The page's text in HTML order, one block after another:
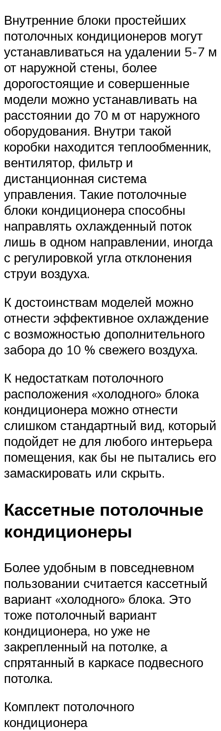
Внутренние блоки простейших
потолочных кондиционеров могут
устанавливаться на удалении 5-7 м
от наружной стены, более
дорогостоящие и совершенные
модели можно устанавливать на
расстоянии до 70 м от наружного
оборудования. Внутри такой
коробки находится теплообменник,
вентилятор, фильтр и
дистанционная система
управления. Такие потолочные
блоки кондиционера способны
направлять охлажденный поток
лишь в одном направлении, иногда
с регулировкой угла отклонения
струи воздуха.
К достоинствам моделей можно
отнести эффективное охлаждение
с возможностью дополнительного
забора до 10 % свежего воздуха.
К недостаткам потолочного
расположения «холодного» блока
кондиционера можно отнести
слишком стандартный вид, который
подойдет не для любого интерьера
помещения, как бы не пытались его
замаскировать или скрыть.
Кассетные потолочные
кондиционеры
Более удобным в повседневном
пользовании считается кассетный
вариант «холодного» блока. Это
тоже потолочный вариант
кондиционера, но уже не
закрепленный на потолке, а
спрятанный в каркасе подвесного
потолка.
Комплект потолочного
кондиционера